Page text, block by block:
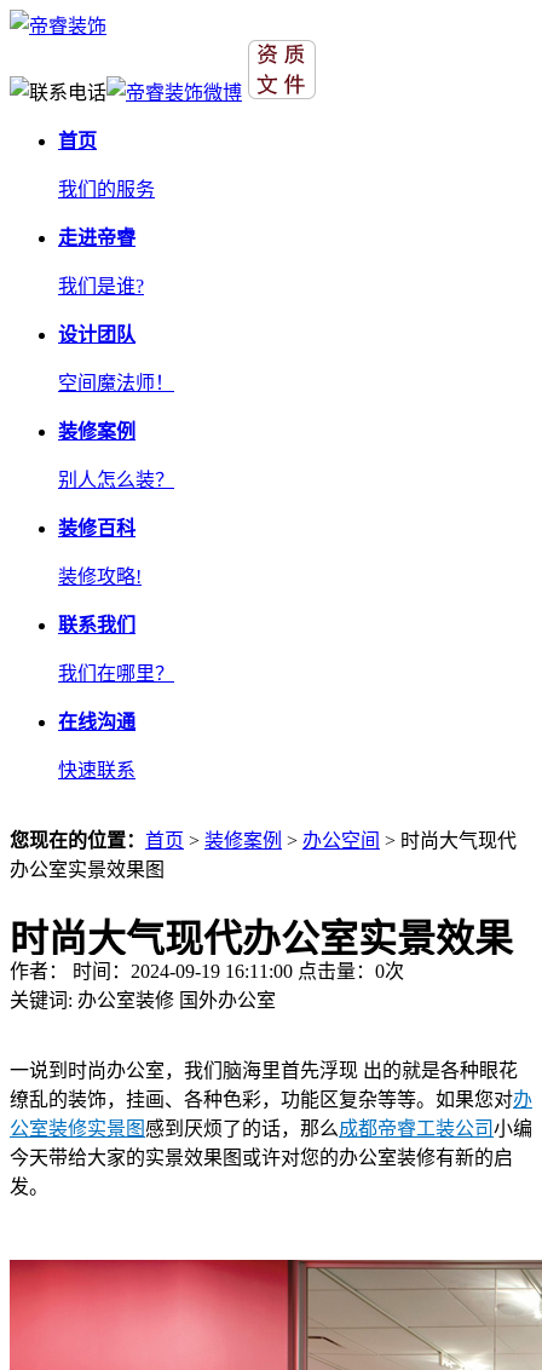
首页
我们的服务
走进帝睿
我们是谁?
设计团队
空间魔法师！
装修案例
别人怎么装？
装修百科
装修攻略!
联系我们
我们在哪里？
在线沟通
快速联系
您现在的位置： 首页 > 装修案例 > 办公空间 > 时尚大气现代
办公室实景效果图
时尚大气现代办公室实景效果
图
作者： 时间：2024-09-19 16:11:00 点击量： 0次
关键词: 办公室装修 国外办公室
一说到时尚办公室，我们脑海里首先浮现 出的就是各种眼花
缭乱的装饰，挂画、各种色彩，功能区复杂等等。如果您对办
公室装修实景图感到厌烦了的话，那么成都帝睿工装公司小编
今天带给大家的实景效果图或许对您的办公室装修有新的启
发。